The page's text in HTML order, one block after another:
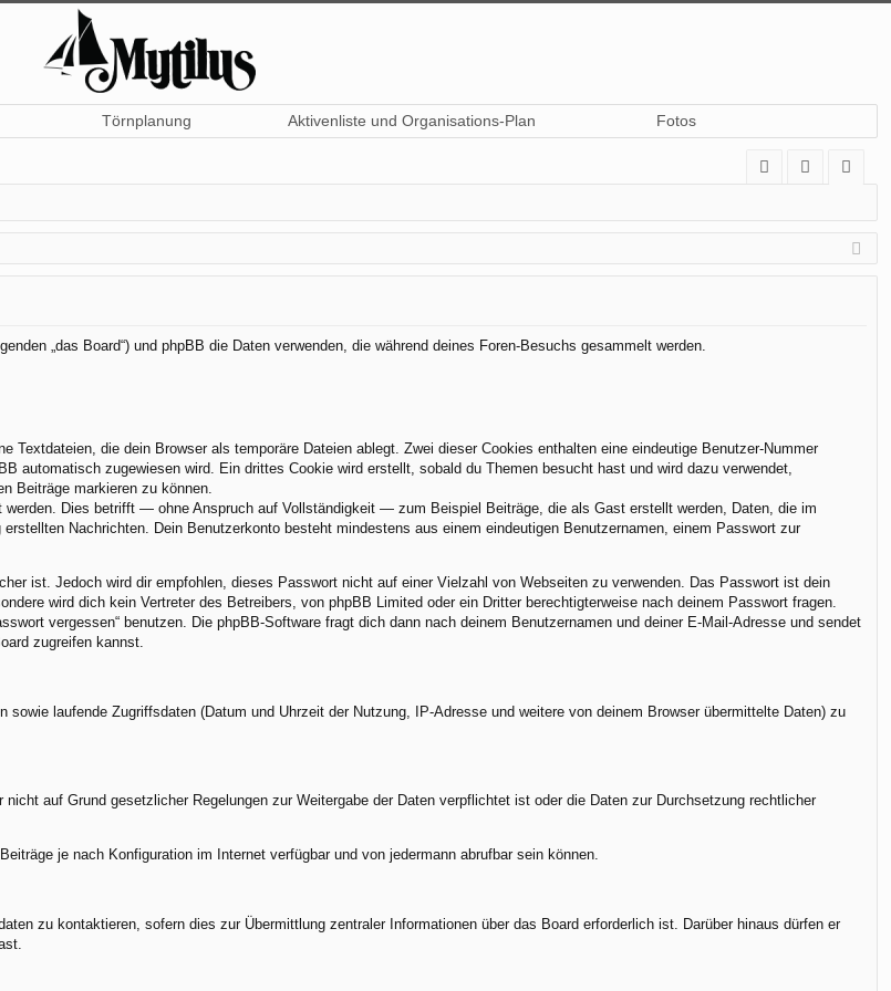
Törnplanung Aktivenliste und Organisations-Plan Fotos
Q
m
el
ist
rie
„das Board“) und phpBB die Daten verwenden, die während deines Foren-Besuchs gesammelt werden.
die dein Browser als temporäre Dateien ablegt. Zwei dieser Cookies enthalten eine eindeutige Benutzer-Nummer
automatisch zugewiesen wird. Ein drittes Cookie wird erstellt, sobald du Themen besucht hast und wird dazu verwendet,
Beiträge markieren zu können.
Dies betrifft — ohne Anspruch auf Vollständigkeit — zum Beispiel Beiträge, die als Gast erstellt werden, Daten, die im
Nachrichten. Dein Benutzerkonto besteht mindestens aus einem eindeutigen Benutzernamen, einem Passwort zur
ist. Jedoch wird dir empfohlen, dieses Passwort nicht auf einer Vielzahl von Webseiten zu verwenden. Das Passwort ist dein
wird dich kein Vertreter des Betreibers, von phpBB Limited oder ein Dritter berechtigterweise nach deinem Passwort fragen.
vergessen“ benutzen. Die phpBB-Software fragt dich dann nach deinem Benutzernamen und deiner E-Mail-Adresse und sendet
zugreifen kannst.
laufende Zugriffsdaten (Datum und Uhrzeit der Nutzung, IP-Adresse und weitere von deinem Browser übermittelte Daten) zu
auf Grund gesetzlicher Regelungen zur Weitergabe der Daten verpflichtet ist oder die Daten zur Durchsetzung rechtlicher
je nach Konfiguration im Internet verfügbar und von jedermann abrufbar sein können.
zu kontaktieren, sofern dies zur Übermittlung zentraler Informationen über das Board erforderlich ist. Darüber hinaus dürfen er